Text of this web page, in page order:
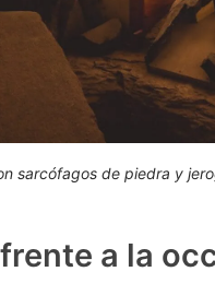
sarcófagos de piedra y
a la